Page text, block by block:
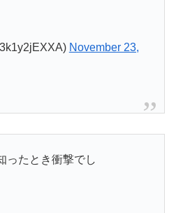
November 23,
ったとき衝撃でし